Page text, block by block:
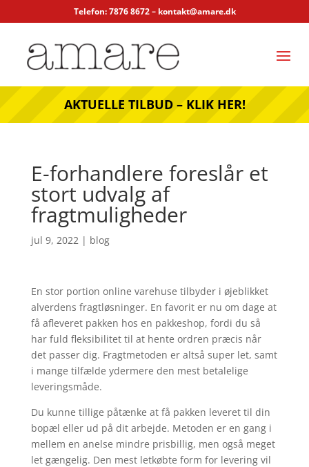
Telefon: 7876 8672 – kontakt@amare.dk
AKTUELLE TILBUD – KLIK HER!
E-forhandlere foreslår et
stort udvalg af
fragtmuligheder
jul 9, 2022| blog
En stor portion online varehuse tilbyder i øjeblikket
alverdens fragtløsninger. En favorit er nu om dage at
få afleveret pakken hos en pakkeshop, fordi du så
har fuld fleksibilitet til at hente ordren præcis når
det passer dig. Fragtmetoden er altså super let, samt
i mange tilfælde ydermere den mest betalelige
leveringsmåde.
Du kunne tillige påtænke at få pakken leveret til din
bopæl eller ud på dit arbejde. Metoden er en gang i
mellem en anelse mindre prisbillig, men også meget
let gængelig. Den mest letkøbte form for levering vil